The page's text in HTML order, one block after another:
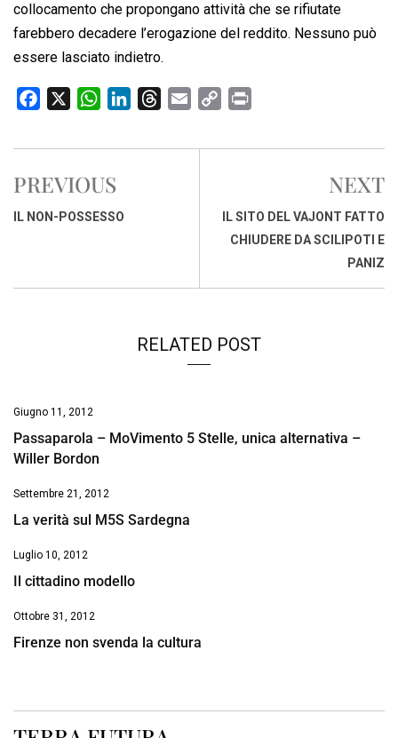
collocamento che propongano attività che se rifiutate
farebbero decadere l’erogazione del reddito. Nessuno può
essere lasciato indietro.
c
b
o
W
a
s
A
n
r
a
p
i
i
PREVIOUS
IL NON-POSSESSO
NEXT
IL SITO DEL VAJONT FATTO
CHIUDERE DA SCILIPOTI E
PANIZ
RELATED POST
Giugno 11, 2012
Passaparola – MoVimento 5 Stelle, unica alternativa –
Willer Bordon
Settembre 21, 2012
La verità sul M5S Sardegna
Luglio 10, 2012
Il cittadino modello
Ottobre 31, 2012
Firenze non svenda la cultura